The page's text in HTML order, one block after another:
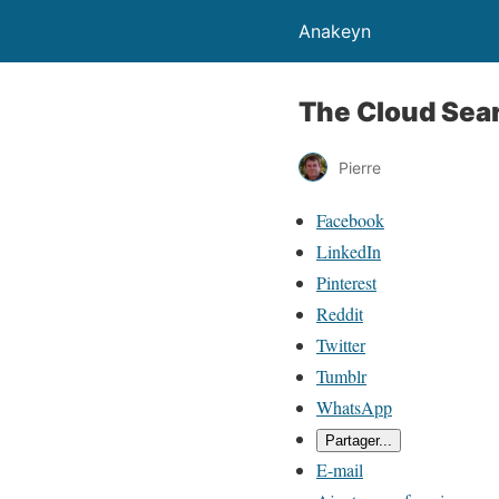
Anakeyn
The Cloud
Pierre
P
a
r
t
a
g
e
r
l
Facebook
LinkedIn
Pinterest
Reddit
Twitter
Tumblr
WhatsApp
Partager...
E-mail